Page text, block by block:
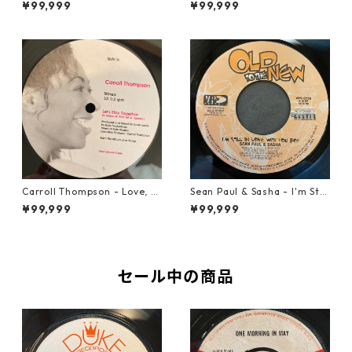
¥99,999
【7-21989】
¥99,999
Carroll Thompson - Love, N
eed And Want You【12-2198
3】
¥99,999
Sean Paul & Sasha - I'm Still
In Love With You Boy【7-218
78】
¥99,999
セール中の商品